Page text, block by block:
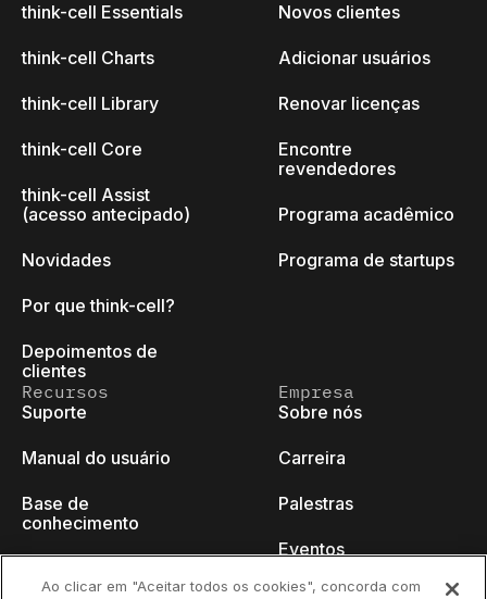
think-cell Essentials
think-cell Charts
think-cell Library
think-cell Core
think-cell Assist
(acesso antecipado)
Novidades
Por que think-cell?
Depoimentos de
clientes
Novos clientes
Adicionar usuários
Renovar licenças
Encontre
revendedores
Programa acadêmico
Programa de startups
Recursos
Suporte
Manual do usuário
Base de
conhecimento
Empresa
Sobre nós
Carreira
Palestras
Eventos
Ao clicar em "Aceitar todos os cookies", concorda com